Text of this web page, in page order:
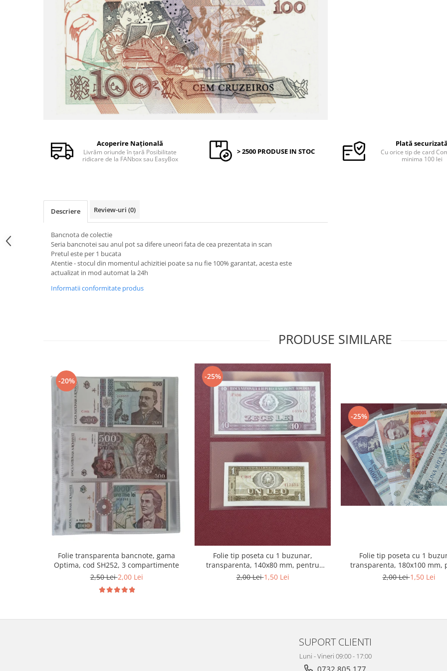
Monede America
Monede Australia si Oceania
Monede Euro, Eurocenti
Bancnote Romania
Accesorii colectie bancnote
Folii pentru stocare bancnote, la
Folii tip poseta, pentru bancnote,
cu 1 buzunar
Bancnote Africa
Bancnote America
Bancnote Asia
Carte Postala / FDC
Din trusa colectionarului
Insigne/Medalii/Decoratii
Acoperire Națională
Livrăm oriunde în țară Posibilitate
ridicare de la FANbox sau EasyBox
> 2500 PRODUSE IN STOC
Plată
Cu orice tip de card
minima 100 lei
Descriere Review-uri (0)
Bancnota de colectie
Seria bancnotei sau anul pot sa difere uneori fata de cea prezentata in scan
Pretul este per 1 bucata
Atentie - stocul din momentul achizitiei poate sa nu fie 100% garantat, acesta este
actualizat in mod automat la 24h
Informatii conformitate produs
PRODUSE SIMILARE
-20%
Folie transparenta bancnote, gama
Optima, cod SH252, 3 compartimente
2,50 Lei2,00 Lei
-25%
Folie tip poseta cu 1 buzunar,
transparenta, 140x80 mm, pentru
bancnote
2,00 Lei1,50 Lei
-25%
Folie tip poseta cu 1
transparenta, 180x100 mm,
bancnote
2,00 Lei1,50 Lei
SUPORT CLIENTI
Luni - Vineri 09:00 - 17:00
0732 805 177